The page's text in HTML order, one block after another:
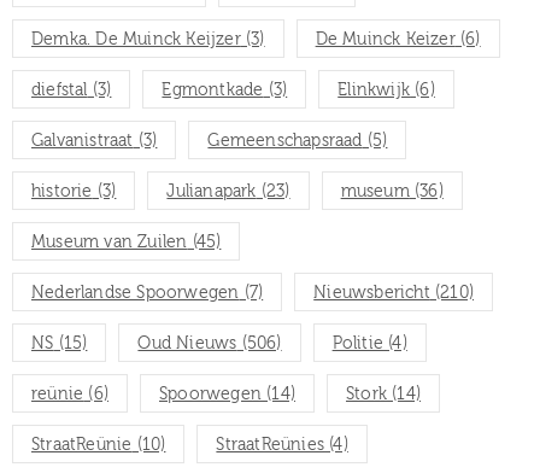
Demka. De Muinck Keijzer(3) De Muinck Keizer(6)
diefstal (3) Egmontkade (3) Elinkwijk (6)
Galvanistraat (3) Gemeenschapsraad (5)
historie (3) Julianapark (23) museum(36)
Museum van Zuilen (45)
Nederlandse Spoorwegen (7) Nieuwsbericht(210)
NS (15) Oud Nieuws (506) Politie (4)
reünie (6) Spoorwegen (14) Stork (14)
StraatReünie (10) StraatReünies (4)